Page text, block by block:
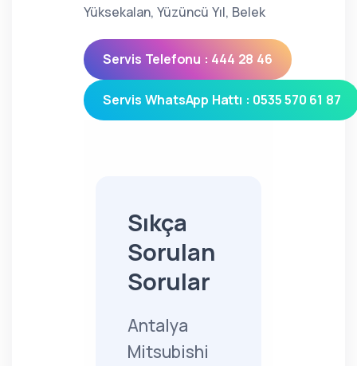
Yüksekalan, Yüzüncü Yıl, Belek
Servis Telefonu : 444 28 46
Servis WhatsApp Hattı : 0535 570 61 87
Sıkça
Sorulan
Sorular
Antalya
Mitsubishi